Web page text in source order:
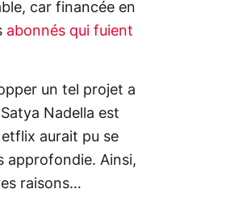
car financée en
abonnés qui fuient
un tel projet a
Nadella est
aurait pu se
approfondie. Ainsi,
raisons…